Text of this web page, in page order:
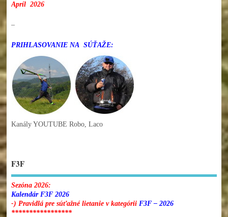
Apríl 2026
–
PRIHLASOVANIE NA SÚŤAŽE:
Kanály YOUTUBE Robo, Laco
F3F
Sezóna 2026:
Kalendár F3F 2026
-) Pravidlá pre súťažné lietanie v kategórii F3F – 2026
*****************